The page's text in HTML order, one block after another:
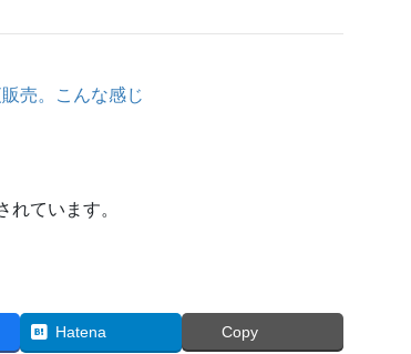
売。こんな感じ
ています。
Hatena Copy